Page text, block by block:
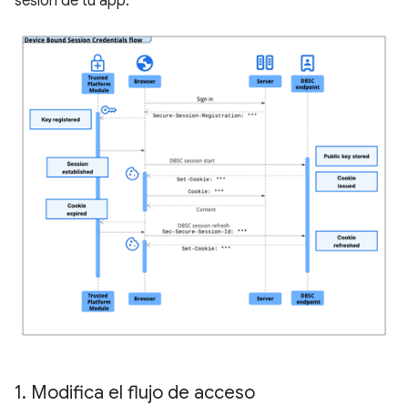
1. Modifica el flujo de acceso